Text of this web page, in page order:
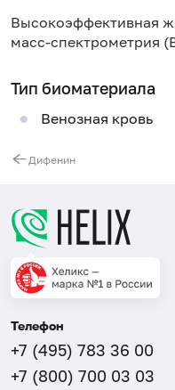
Высокоэффективная
масс-спектрометрия
Тип биоматериала
Венозная кровь
Дифенин
Телефон
+7 (495) 783 36 00
+7 (800) 700 03 03